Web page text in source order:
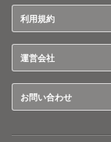
利用規約
運営会社
お問い合わせ